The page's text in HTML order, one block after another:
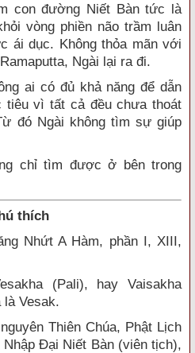
con đường Niết Bàn tức là
vòng phiền não trầm luân
ái dục. Không thỏa mãn với
Ngài lại ra đi.
ai có đủ khả năng để dẫn
tiêu vì tất cả đều chưa thoát
đó Ngài không tìm sự giúp
chỉ tìm được ở bên trong
thích
Nhứt A Hàm, phần I, XIII,
(Pali), hay Vaisakha
là Vesak.
Thiên Chúa, Phật Lịch
Đại Niết Bàn (viên tịch),